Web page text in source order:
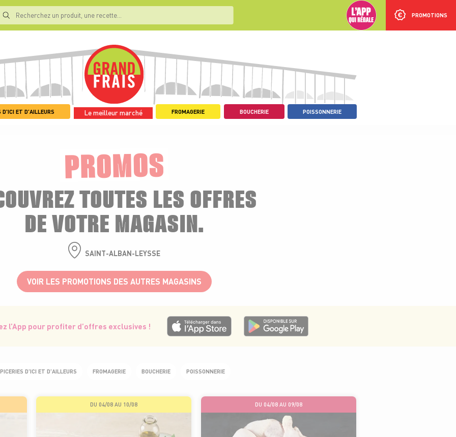
PROMOTIONS
D'ICI ET D'AILLEURS Le meilleur marché FROMAGERIE BOUCHERIE POISSONNERIE
PROMOS
TOUTES LES OFFRES
DE VOTRE MAGASIN.
SAINT-ALBAN-LEYSSE
VOIR LES PROMOTIONS DES AUTRES MAGASINS
l’App pour profiter d’offres exclusives !
D'ICI ET D'AILLEURS FROMAGERIE BOUCHERIE POISSONNERIE
DU 04/08 AU 10/08 DU 04/08 AU 09/08